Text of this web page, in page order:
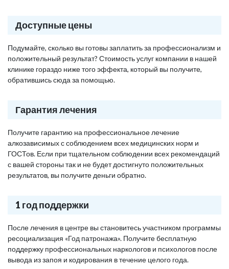
Доступные цены
Подумайте, сколько вы готовы заплатить за профессионализм и
положительный результат? Стоимость услуг компании в нашей
клинике гораздо ниже того эффекта, который вы получите,
обратившись сюда за помощью.
Гарантия лечения
Получите гарантию на профессиональное лечение
алкозависимых с соблюдением всех медицинских норм и
ГОСТов. Если при тщательном соблюдении всех рекомендаций
с вашей стороны так и не будет достигнуто положительных
результатов, вы получите деньги обратно.
1 год поддержки
После лечения в центре вы становитесь участником программы
ресоциализация «Год патронажа». Получите бесплатную
поддержку профессиональных наркологов и психологов после
вывода из запоя и кодирования в течение целого года.